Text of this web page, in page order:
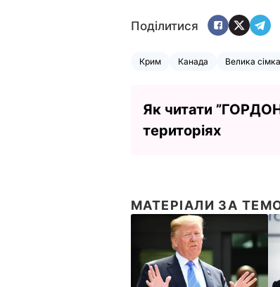
Поділитися
Крим Канада Велика сімка
Як читати
територіях
МАТЕРІАЛИ ЗА